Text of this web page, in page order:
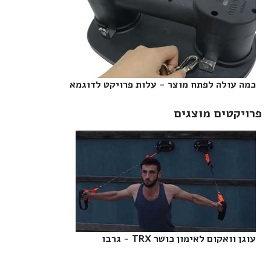
כמה עולה לפתח מוצר - עלות פרויקט לדוגמא‎
פרויקטים מוצגים
עוגן וואקום לאימון כושר TRX - גרבו‎